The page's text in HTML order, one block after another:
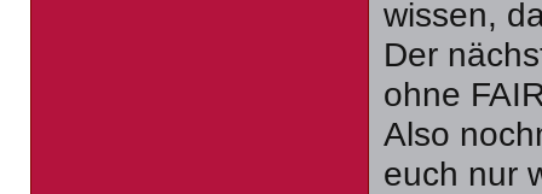
wissen,
Der
ohne
Also
euch nur